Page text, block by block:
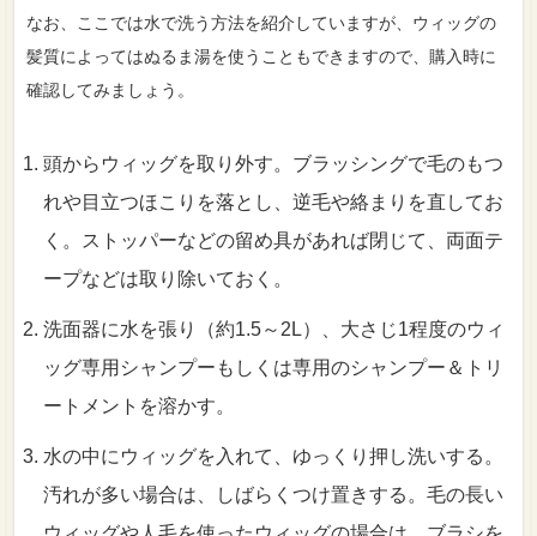
なお、ここでは水で洗う方法を紹介していますが、ウィッグの
髪質によってはぬるま湯を使うこともできますので、購入時に
確認してみましょう。
頭からウィッグを取り外す。ブラッシングで毛のもつ
れや目立つほこりを落とし、逆毛や絡まりを直してお
く。ストッパーなどの留め具があれば閉じて、両面テ
ープなどは取り除いておく。
洗面器に水を張り（約1.5～2L）、大さじ1程度のウィ
ッグ専用シャンプーもしくは専用のシャンプー＆トリ
ートメントを溶かす。
水の中にウィッグを入れて、ゆっくり押し洗いする。
汚れが多い場合は、しばらくつけ置きする。毛の長い